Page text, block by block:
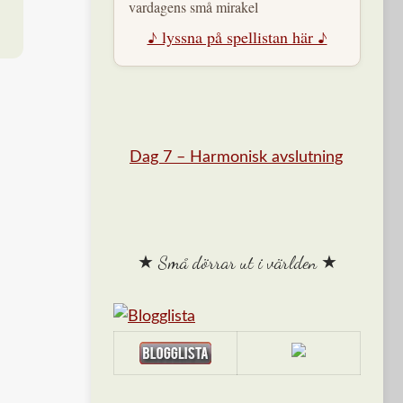
vardagens små mirakel
♪ lyssna på spellistan här ♪
Dag 7 – Harmonisk avslutning
★ Små dörrar ut i världen ★